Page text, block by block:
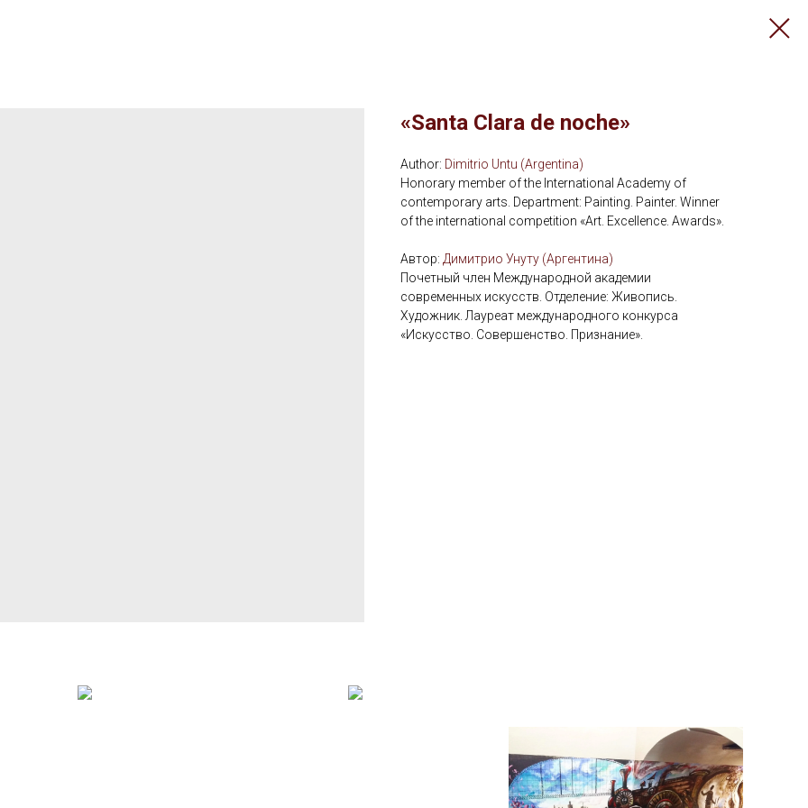
«Santa Clara de noche»
Author: Dimitrio Untu (Argentina)
Honorary member of the International Academy of
contemporary arts. Department: Painting. Painter. Winner
of the international competition «Art. Excellence. Awards».
Автор: Димитрио Унуту (Аргентина)
Почетный член Международной академии
современных искусств. Отделение: Живопись.
Художник. Лауреат международного конкурса
«Искусство. Совершенство. Признание».